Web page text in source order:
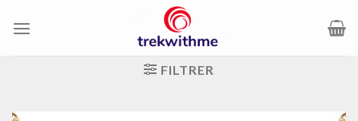
FILTRER